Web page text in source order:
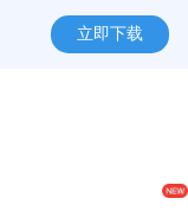
立即下载